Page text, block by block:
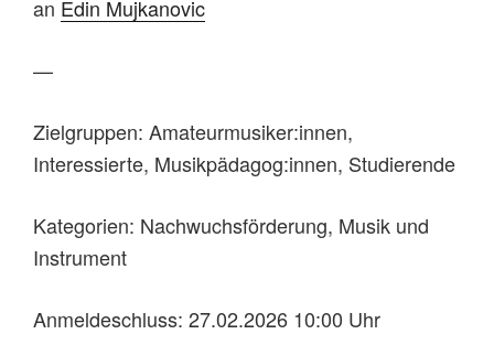
an Edin Mujkanovic
—
Zielgruppen: Amateurmusiker:innen,
Interessierte, Musikpädagog:innen, Studierende
Kategorien: Nachwuchsförderung, Musik und
Instrument
Anmeldeschluss: 27.02.2026 10:00 Uhr